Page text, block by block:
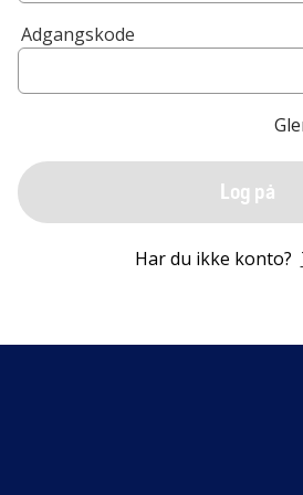
Adgangskode
Log på
Har du ikke konto?